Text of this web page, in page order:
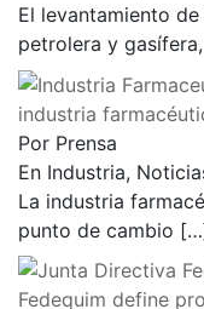
El levantamiento
petrolera y
industria
Por Prensa
En Industria,
La industria
punto de cambio
Fedequim define